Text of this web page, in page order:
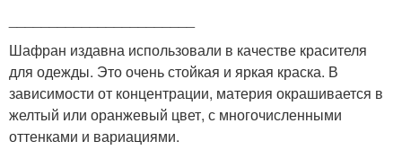
Шафран издавна использовали в качестве красителя
для одежды. Это очень стойкая и яркая краска. В
зависимости от концентрации, материя окрашивается в
желтый или оранжевый цвет, с многочисленными
оттенками и вариациями.